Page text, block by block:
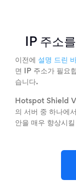
IP 주소
이전에 설명 드린
면 IP 주소가 필요
습니다.
Hotspot Shield
의 서버 중 하나에
안을 매우 향상시